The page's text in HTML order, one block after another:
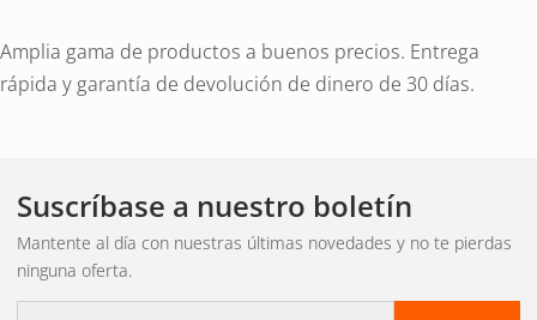
Amplia gama de productos a buenos precios. Entrega
rápida y garantía de devolución de dinero de 30 días.
Suscríbase a nuestro boletín
Mantente al día con nuestras últimas novedades y no te pierdas
ninguna oferta.